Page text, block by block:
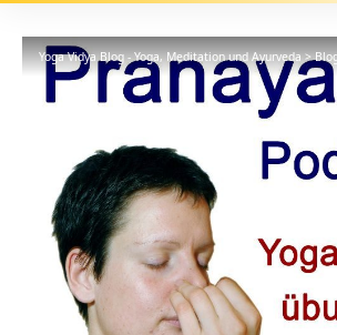
Yoga Vidya Blog - Yoga, Meditation und Ayurveda>